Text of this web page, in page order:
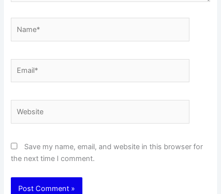
Save my name, email, and website in this browser for
the next time I comment.